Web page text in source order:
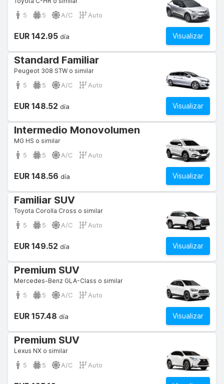
5 5 A/C Auto
Visualizar
EUR 142.95 día
Standard Familiar
Peugeot 308 STW o similar
5 5 A/C Auto
Visualizar
EUR 148.52 día
Intermedio Monovolumen
MG HS o similar
5 5 A/C Auto
Visualizar
EUR 148.56 día
Familiar SUV
Toyota Corolla Cross o similar
5 5 A/C Auto
Visualizar
EUR 149.52 día
Premium SUV
Mercedes-Benz GLA-Class o similar
5 5 A/C Auto
Visualizar
EUR 157.48 día
Premium SUV
Lexus NX o similar
5 5 A/C Auto